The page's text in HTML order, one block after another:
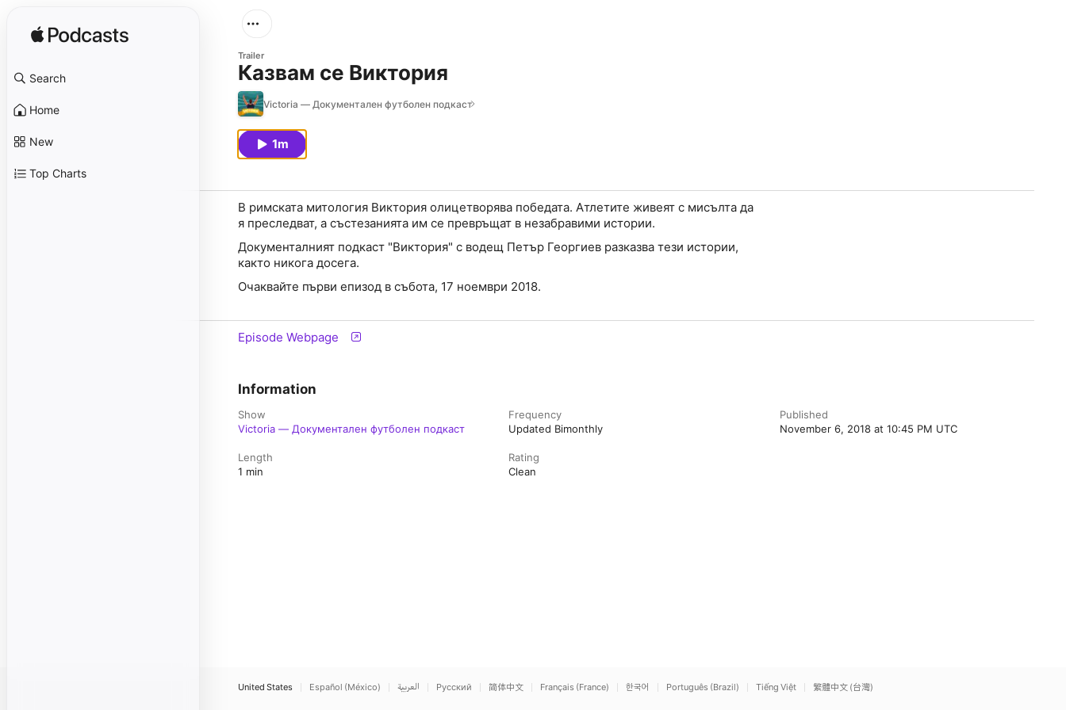
Search
Home
New
Top Charts
Trailer
Казвам се Виктория
Victoria — Документален футболен подкаст
1m
В римската митология Виктория олицетворява победата. Атлетите живеят с мисълта да
я преследват, а състезанията им се превръщат в незабравими истории.
Документалният подкаст "Виктория" с водещ Петър Георгиев разказва тези истории,
както никога досега.
Очаквайте първи епизод в събота, 17 ноември 2018.
Episode Webpage
Information
Show
Victoria — Документален футболен подкаст
Frequency
Updated Bimonthly
Published
November 6, 2018 at 10:45 PM UTC
Length
1 min
Rating
Clean
United States Español (México) العربية Русский 简体中文 Français (France) 한국어 Português (Brazil) Tiếng Việt 繁體中文 (台灣)